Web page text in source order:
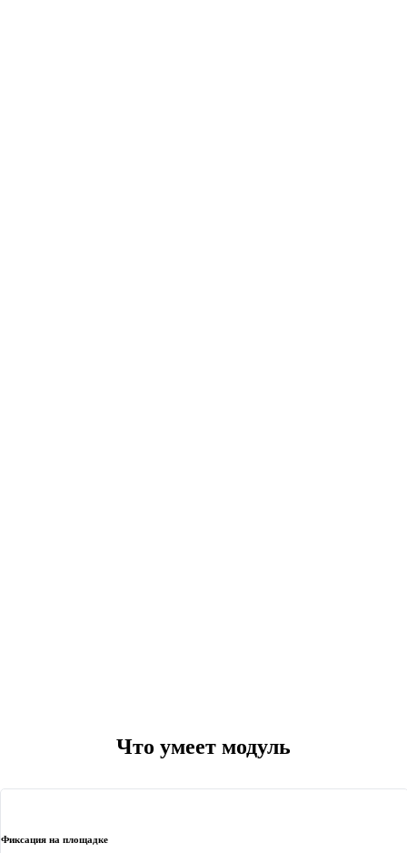
Что умеет модуль
Фиксация на площадке